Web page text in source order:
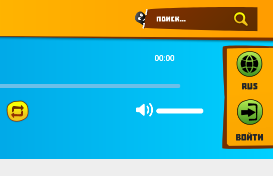
RUS
Войти
00:00